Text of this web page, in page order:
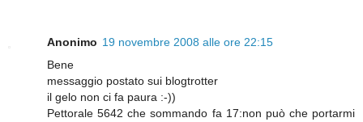
Anonimo 19 novembre 2008 alle ore 22:15
Bene
messaggio postato sui blogtrotter
il gelo non ci fa paura :-))
Pettorale 5642 che sommando fa 17:non può che portarmi